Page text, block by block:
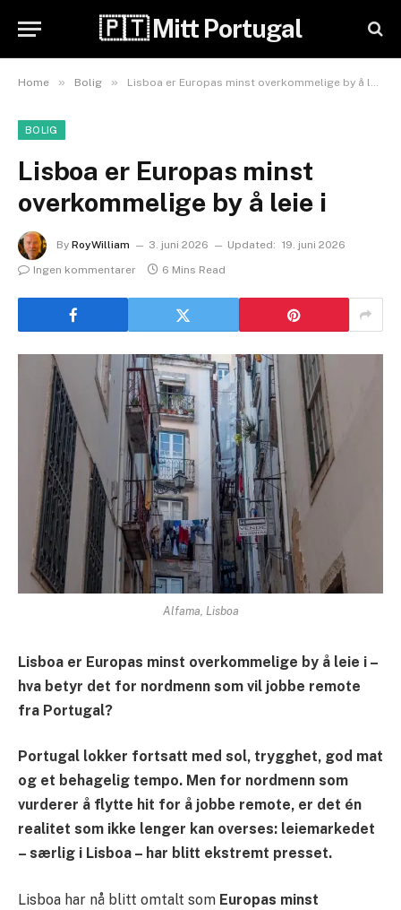
🇵🇹 Mitt Portugal
Home » Bolig » Lisboa er Europas minst overkommelige by å leie i
BOLIG
Lisboa er Europas minst
overkommelige by å leie i
By RoyWilliam 3. juni 2026 Updated: 19. juni 2026
Ingen kommentarer
6 Mins Read
Alfama, Lisboa
Lisboa er Europas minst overkommelige by å leie i –
hva betyr det for nordmenn som vil jobbe remote
fra Portugal?
Portugal lokker fortsatt med sol, trygghet, god mat
og et behagelig tempo. Men for nordmenn som
vurderer å flytte hit for å jobbe remote, er det én
realitet som ikke lenger kan overses: leiemarkedet
– særlig i Lisboa – har blitt ekstremt presset.
Lisboa har nå blitt omtalt som Europas minst